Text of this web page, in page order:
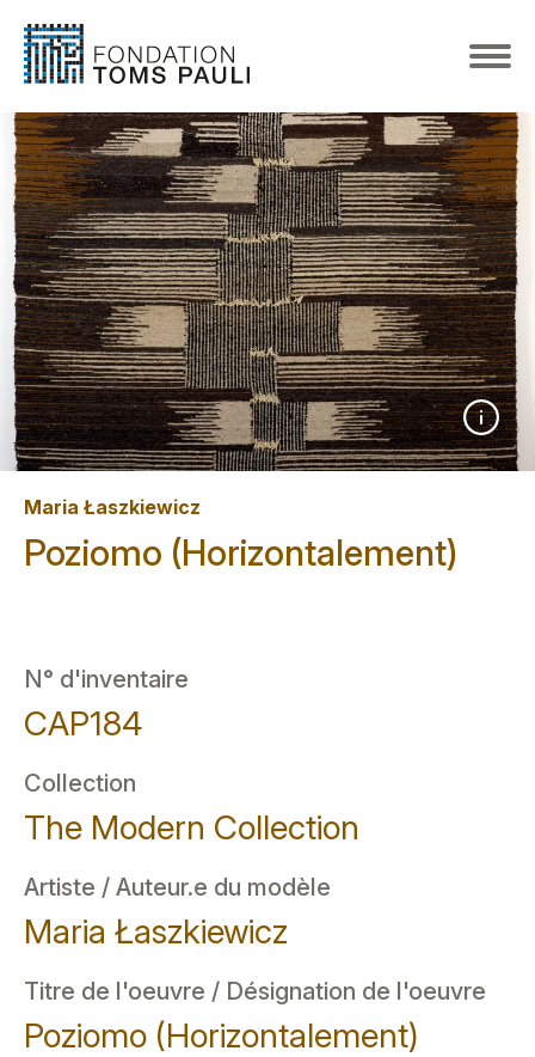
Maria Łaszkiewicz
Poziomo (Horizontalement)
N° d'inventaire
CAP184
Collection
The Modern Collection
Artiste / Auteur.e du modèle
Maria Łaszkiewicz
Titre de l'oeuvre / Désignation de l'oeuvre
Poziomo (Horizontalement)